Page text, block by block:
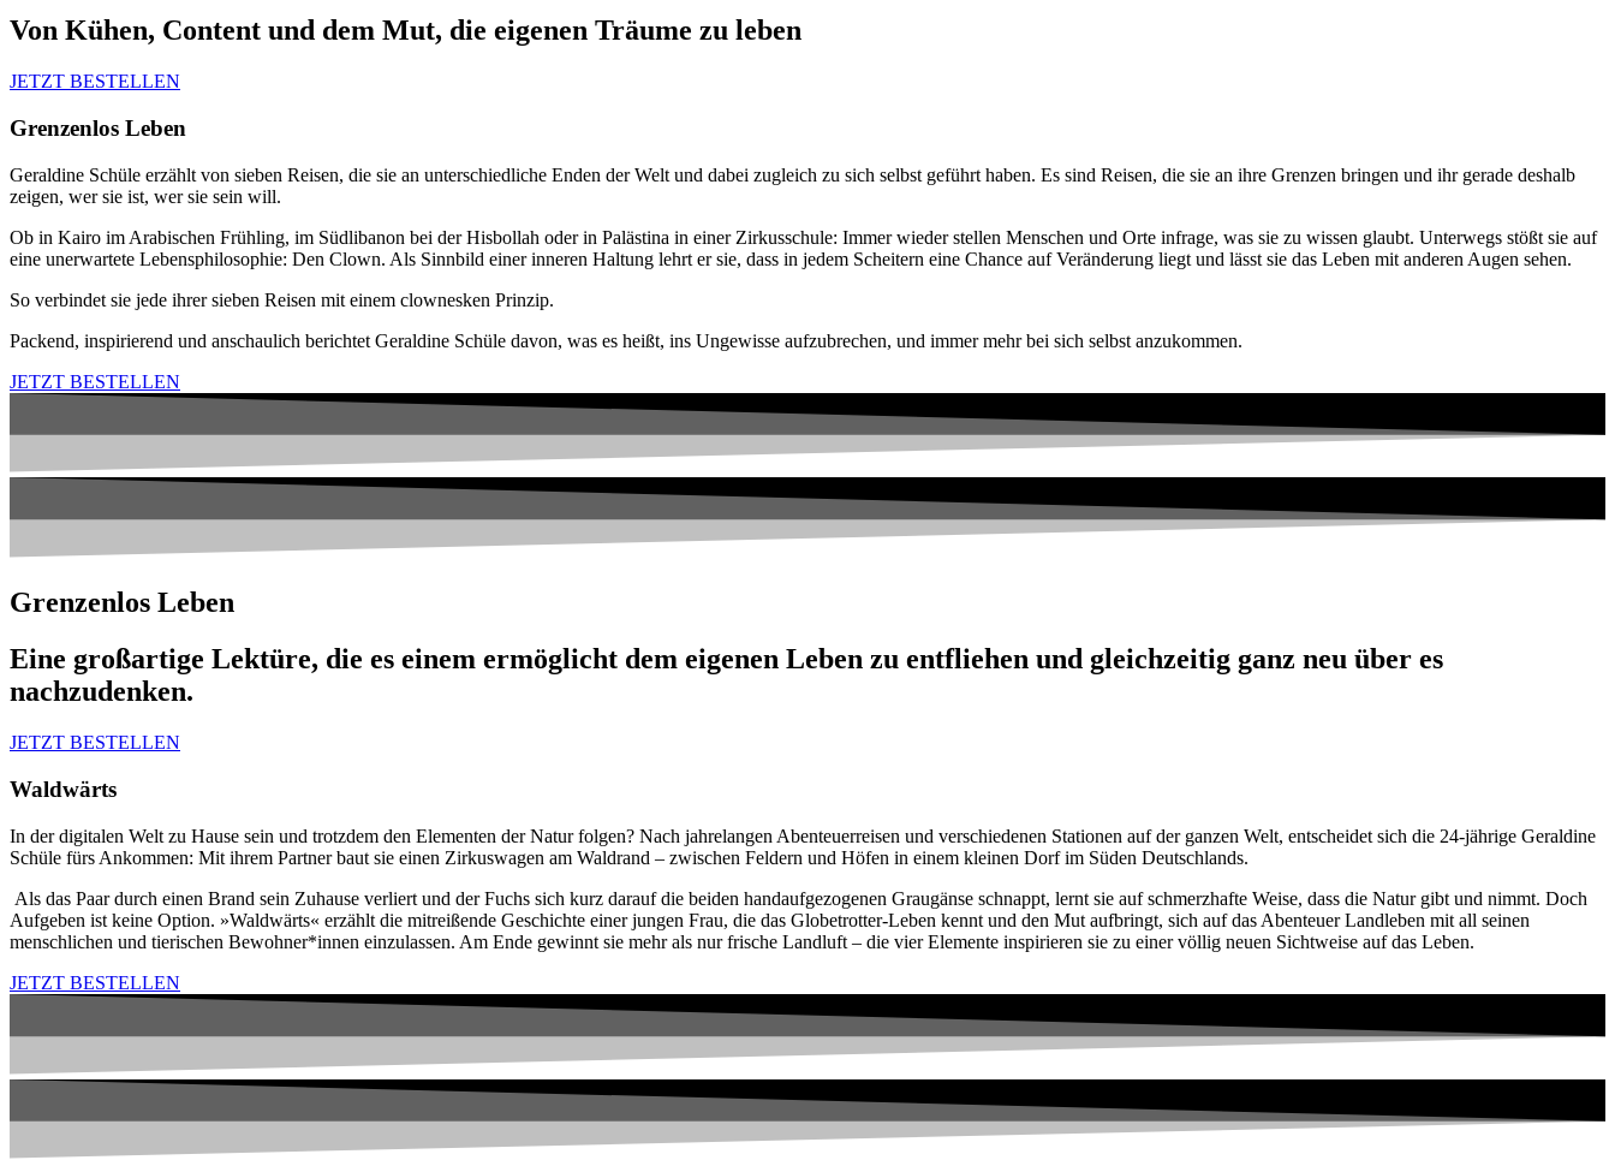
Von Kühen, Content und dem Mut, die eigenen Träume zu leben
JETZT BESTELLEN
Grenzenlos Leben
Geraldine Schüle erzählt von sieben Reisen, die sie an unterschiedliche Enden der Welt und dabei zugleich zu sich selbst geführt haben. Es sind Reisen, die sie an ihre Grenzen bringen und ihr gerade deshalb
zeigen, wer sie ist, wer sie sein will.
Ob in Kairo im Arabischen Frühling, im Südlibanon bei der Hisbollah oder in Palästina in einer Zirkusschule: Immer wieder stellen Menschen und Orte infrage, was sie zu wissen glaubt. Unterwegs stößt sie auf
eine unerwartete Lebensphilosophie: Den Clown. Als Sinnbild einer inneren Haltung lehrt er sie, dass in jedem Scheitern eine Chance auf Veränderung liegt und lässt sie das Leben mit anderen Augen sehen.
So verbindet sie jede ihrer sieben Reisen mit einem clownesken Prinzip.
Packend, inspirierend und anschaulich berichtet Geraldine Schüle davon, was es heißt, ins Ungewisse aufzubrechen, und immer mehr bei sich selbst anzukommen.
JETZT BESTELLEN
Grenzenlos Leben
Eine großartige Lektüre, die es einem ermöglicht dem eigenen Leben zu entfliehen und gleichzeitig ganz neu über es
nachzudenken.
JETZT BESTELLEN
Waldwärts
In der digitalen Welt zu Hause sein und trotzdem den Elementen der Natur folgen? Nach jahrelangen Abenteuerreisen und verschiedenen Stationen auf der ganzen Welt, entscheidet sich die 24-jährige Geraldine
Schüle fürs Ankommen: Mit ihrem Partner baut sie einen Zirkuswagen am Waldrand – zwischen Feldern und Höfen in einem kleinen Dorf im Süden Deutschlands.
Als das Paar durch einen Brand sein Zuhause verliert und der Fuchs sich kurz darauf die beiden handaufgezogenen Graugänse schnappt, lernt sie auf schmerzhafte Weise, dass die Natur gibt und nimmt. Doch
Aufgeben ist keine Option. »Waldwärts« erzählt die mitreißende Geschichte einer jungen Frau, die das Globetrotter-Leben kennt und den Mut aufbringt, sich auf das Abenteuer Landleben mit all seinen
menschlichen und tierischen Bewohner*innen einzulassen. Am Ende gewinnt sie mehr als nur frische Landluft – die vier Elemente inspirieren sie zu einer völlig neuen Sichtweise auf das Leben.
JETZT BESTELLEN